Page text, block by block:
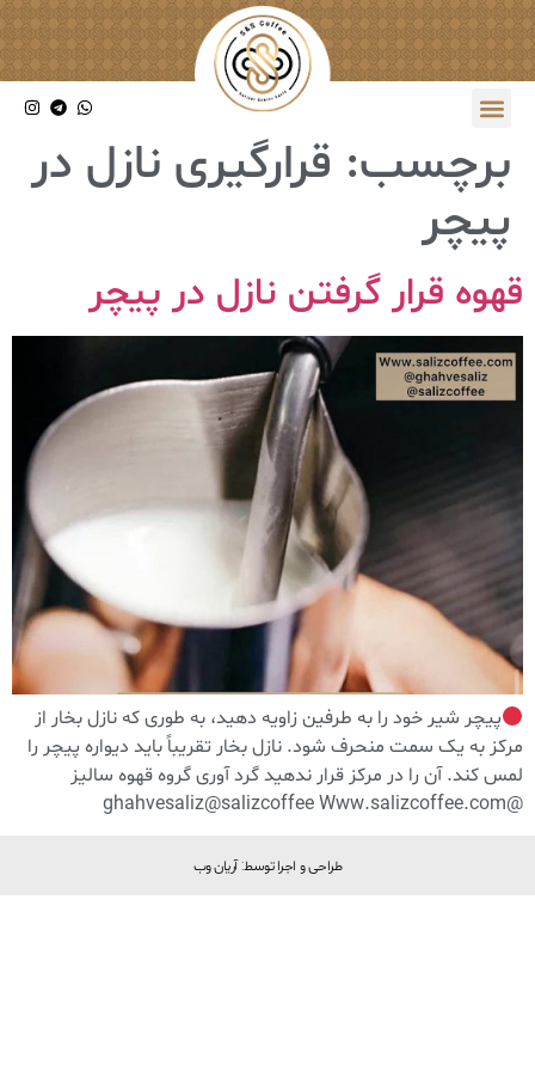
برچسب: قرارگیری نازل در
پیچر
قهوه قرار گرفتن نازل در پیچر
پیچر شیر خود را به طرفین زاویه دهید، به طوری که نازل بخار از
مرکز به یک سمت منحرف شود. نازل بخار تقریباً باید دیواره پیچر را
لمس کند. آن را در مرکز قرار ندهید گرد آوری گروه قهوه سالیز
@ghahvesaliz@salizcoffee Www.salizcoffee.com
طراحی و اجرا توسط: آریان وب